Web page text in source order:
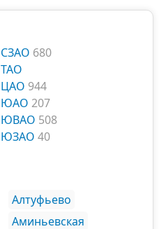
СЗАО 680
ТАО
ЦАО 944
ЮАО 207
ЮВАО 508
ЮЗАО 40
Алтуфьево
Аминьевская